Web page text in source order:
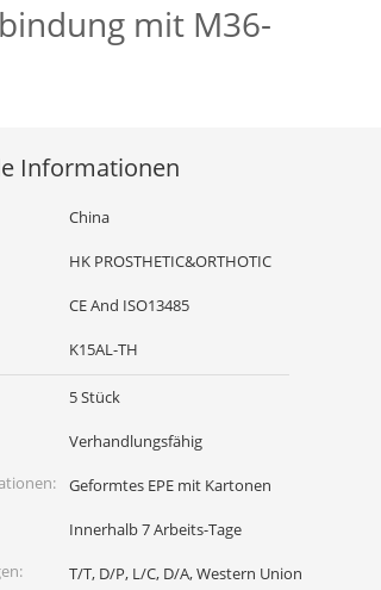
mit M36-
Informationen
China
HK PROSTHETIC&ORTHOTIC
CE And ISO13485
K15AL-TH
5 Stück
Verhandlungsfähig
Geformtes EPE mit Kartonen
Innerhalb 7 Arbeits-Tage
T/T, D/P, L/C, D/A, Western Union